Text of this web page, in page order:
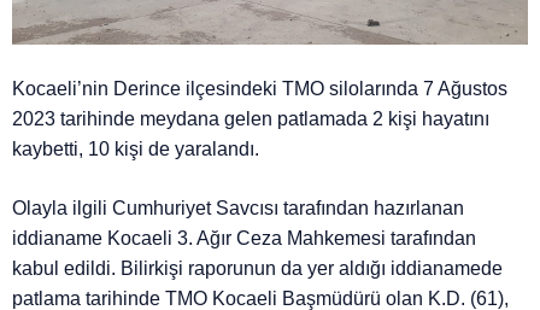
Kocaeli’nin Derince ilçesindeki TMO silolarında 7 Ağustos
2023 tarihinde meydana gelen patlamada 2 kişi hayatını
kaybetti, 10 kişi de yaralandı.
Olayla ilgili Cumhuriyet Savcısı tarafından hazırlanan
iddianame Kocaeli 3. Ağır Ceza Mahkemesi tarafından
kabul edildi. Bilirkişi raporunun da yer aldığı iddianamede
patlama tarihinde TMO Kocaeli Başmüdürü olan K.D. (61),